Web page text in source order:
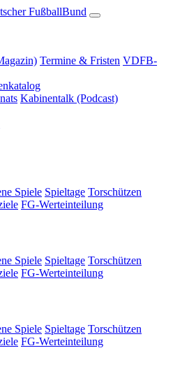
Termine & Fristen VDFB-
Kabinentalk (Podcast)
Spiele Spieltage Torschützen
FG-Werteinteilung
Spiele Spieltage Torschützen
FG-Werteinteilung
Spiele Spieltage Torschützen
FG-Werteinteilung